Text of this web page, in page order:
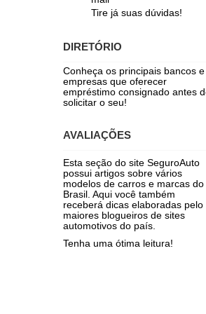
Tire já suas dúvidas!
DIRETÓRIO
Conheça os principais bancos e
empresas que oferecer
empréstimo consignado antes
solicitar o seu!
AVALIAÇÕES
Esta seção do site SeguroAuto
possui artigos sobre vários
modelos de carros e marcas do
Brasil. Aqui você também
receberá dicas elaboradas pelo
maiores blogueiros de sites
automotivos do país.
Tenha uma ótima leitura!